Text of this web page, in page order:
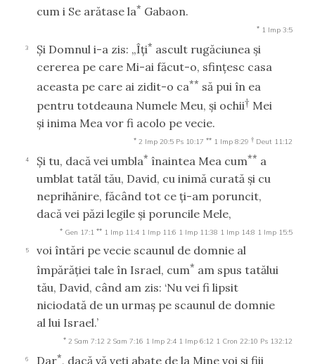
cum i Se arătase la* Gabaon.
* 1 Imp 3:5
3 Şi Domnul i-a zis: „Îţi* ascult rugăciunea şi
cererea pe care Mi-ai făcut-o, sfinţesc casa
aceasta pe care ai zidit-o ca** să pui în ea
pentru totdeauna Numele Meu, şi ochii† Mei
şi inima Mea vor fi acolo pe vecie.
* 2 Imp 20:5 Ps 10:17 ** 1 Imp 8:29 † Deut 11:12
4 Şi tu, dacă vei umbla* înaintea Mea cum** a
umblat tatăl tău, David, cu inimă curată şi cu
neprihănire, făcând tot ce ţi-am poruncit,
dacă vei păzi legile şi poruncile Mele,
* Gen 17:1 ** 1 Imp 11:4 1 Imp 11:6 1 Imp 11:38 1 Imp 14:8 1 Imp 15:5
5
voi întări pe vecie scaunul de domnie al
împărăţiei tale în Israel, cum* am spus tatălui
tău, David, când am zis: ‘Nu vei fi lipsit
niciodată de un urmaş pe scaunul de domnie
al lui Israel.’
* 2 Sam 7:12 2 Sam 7:16 1 Imp 2:4 1 Imp 6:12 1 Cron 22:10 Ps 132:12
6 Dar*, dacă vă veţi abate de la Mine voi şi fiii